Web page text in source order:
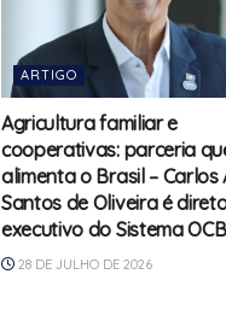
ARTIGO
Agricultura familiar e
cooperativas: parceria
alimenta o Brasil – Carlos
Santos de Oliveira é
executivo do Sistema
28 DE JULHO DE 2026